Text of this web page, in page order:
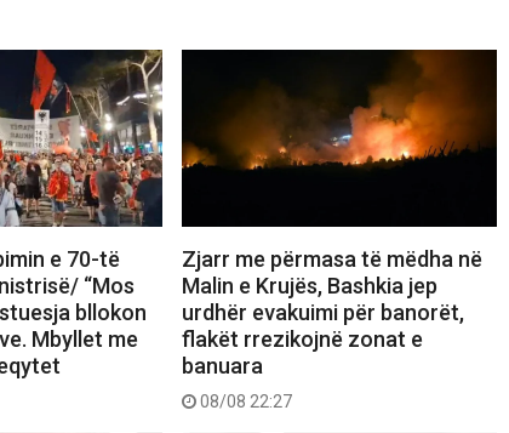
e 70-të
“Mos
bllokon
Mbyllet me
Zjarr me përmasa të mëdha në
Malin e Krujës, Bashkia jep
urdhër evakuimi për banorët,
flakët rrezikojnë zonat e
banuara
08/08 22:27